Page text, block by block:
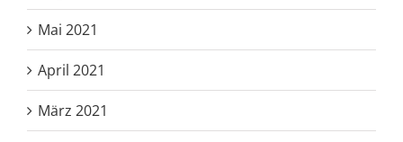
Mai 2021
April 2021
März 2021